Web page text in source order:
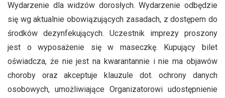
Wydarzenie dla widzów dorosłych. Wydarzenie odbędzie
się wg aktualnie obowiązujących zasadach, z dostępem do
środków dezynfekujących. Uczestnik imprezy proszony
jest o wyposażenie się w maseczkę. Kupujący bilet
oświadcza, że nie jest na kwarantannie i nie ma objawów
choroby oraz akceptuje klauzule dot. ochrony danych
osobowych, umożliwiające Organizatorowi udostępnienie